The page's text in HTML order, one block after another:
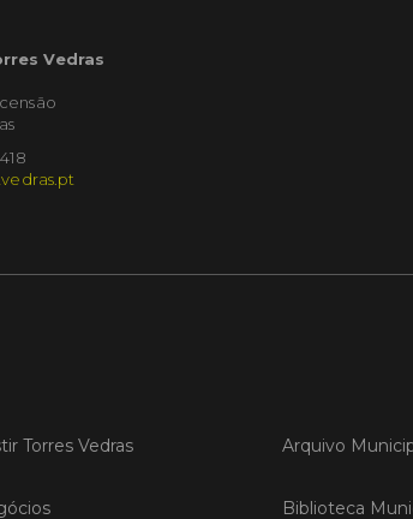
Vedras
Torres Vedras Arquivo
Biblioteca